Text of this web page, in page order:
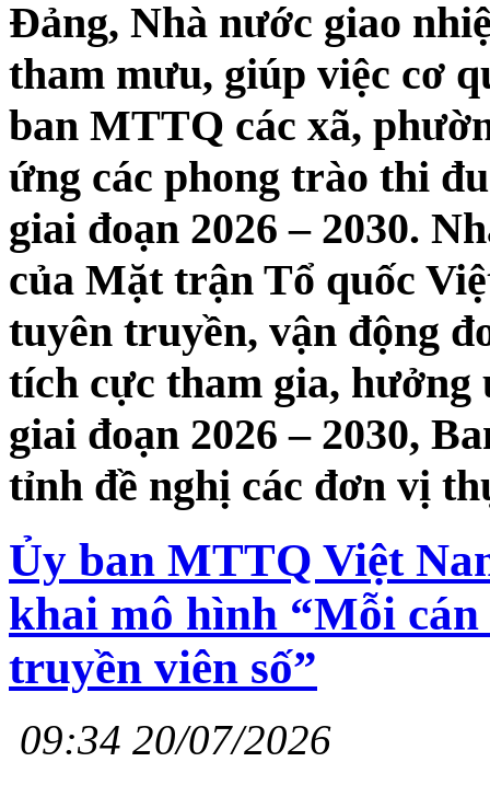
Đảng, Nhà nước giao
tham mưu, giúp việc cơ
ban MTTQ các xã,
ứng các phong trào thi
giai đoạn 2026 – 2030.
của Mặt trận Tổ quốc
tuyên truyền, vận động
tích cực tham gia, hưởng
giai đoạn 2026 – 2030,
tỉnh đề nghị các đơn vị
Ủy ban MTTQ Việt
khai mô hình “Mỗi
truyền viên số”
09:34 20/07/2026